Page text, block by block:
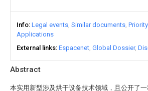
Abstract
本实用新型涉及烘干设备技术领域，且公开了
Info Legal events Similar documents
Applications
External links Espacenet Global Dossier